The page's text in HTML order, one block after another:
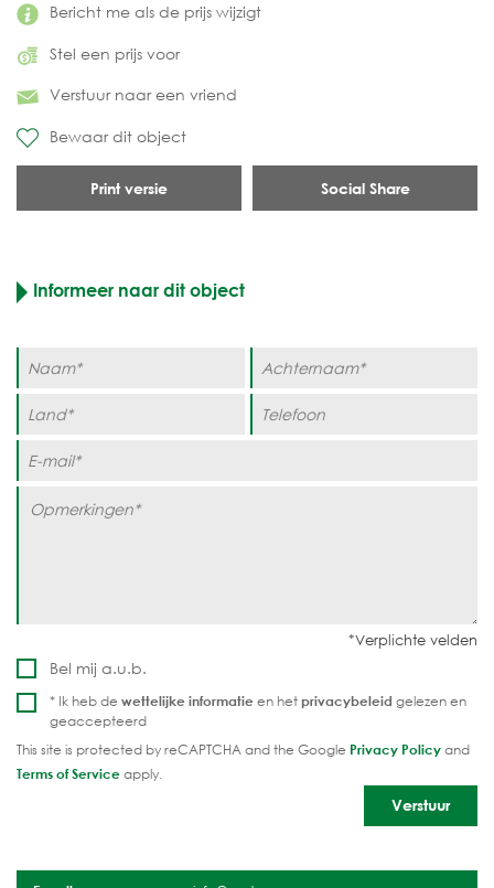
Bericht me als de prijs wijzigt
Stel een prijs voor
Verstuur naar een vriend
Bewaar dit object
Print versie Social Share
Informeer naar dit object
Bel mij a.u.b.
* Ik heb de wettelijke informatie en hetprivacybeleid gelezen en
geaccepteerd
This site is protected by reCAPTCHA and the Google Privacy Policyand
Terms of Serviceapply.